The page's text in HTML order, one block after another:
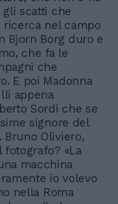
gli scatti che
nel campo
Bjorn Borg duro e
che fa le
che
E poi Madonna
appena
Sordi che se
signore del
Bruno Oliviero,
«La
macchina
io volevo
nella Roma